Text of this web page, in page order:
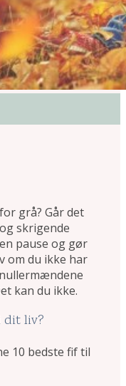
grå? Går det
skrigende
pause og gør
om du ikke har
kan du ikke.
dit liv?
10 bedste fif til